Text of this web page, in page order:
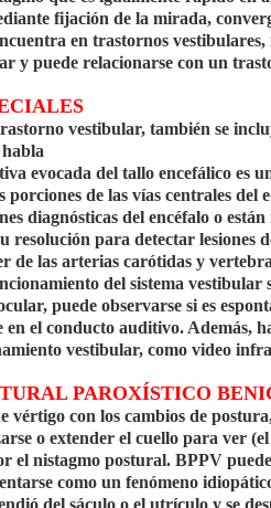
fijación de la mirada,
en trastornos
y puede relacionarse con un
vestibular, también se
evocada del tallo encefálico es
porciones de las vías centrales del
diagnósticas del encéfalo o
resolución para detectar lesiones
de las arterias carótidas y
del sistema
puede observarse si es
el conducto auditivo. Además,
vestibular, como video
PAROXÍSTICO
vértigo con los cambios de
o extender el cuello para ver
el nistagmo postural. BPPV
como un fenómeno
del sáculo o el utrículo y se